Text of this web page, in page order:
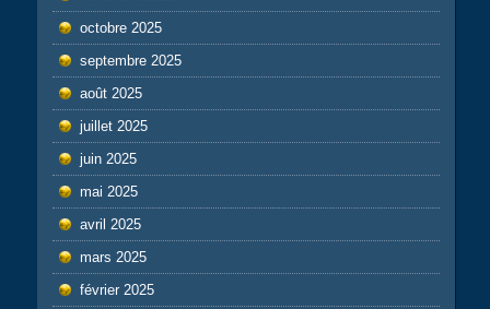
octobre 2025
septembre 2025
août 2025
juillet 2025
juin 2025
mai 2025
avril 2025
mars 2025
février 2025